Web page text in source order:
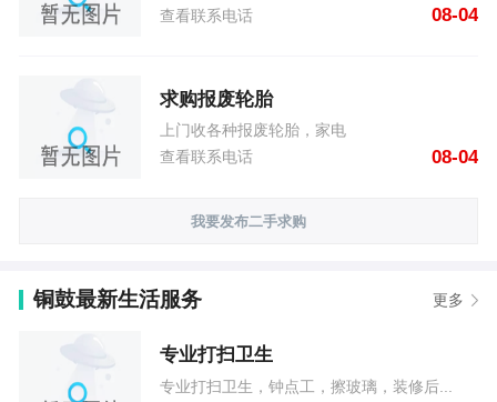
查看联系电话
08-04
求购报废轮胎
上门收各种报废轮胎，家电
查看联系电话
08-04
我要发布二手求购
铜鼓最新生活服务 更多
专业打扫卫生
专业打扫卫生，钟点工，擦玻璃，装修后...